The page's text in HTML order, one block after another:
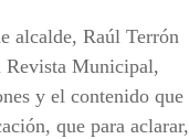
alcalde, Raúl Terrón
Revista Municipal,
y el contenido que
que para aclarar,